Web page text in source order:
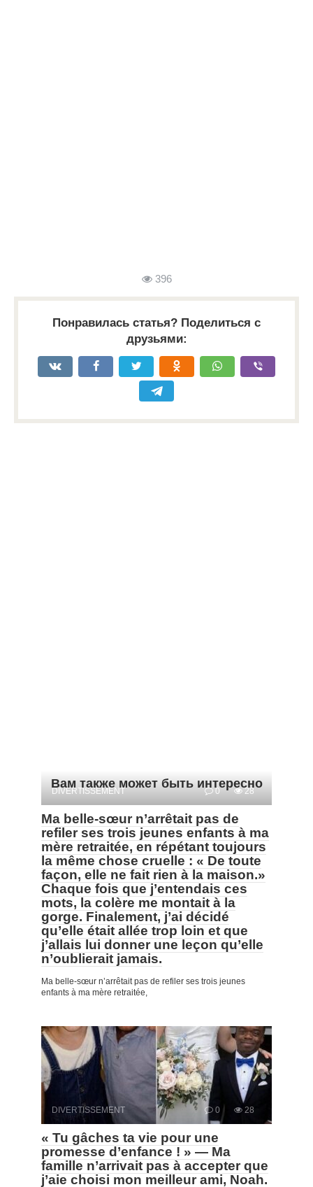
396
Понравилась статья? Поделиться с
друзьями:
Вам также может быть интересно
DIVERTISSEMENT 0 28
Ma belle-sœur n’arrêtait pas de
refiler ses trois jeunes enfants à ma
mère retraitée, en répétant toujours
la même chose cruelle : « De toute
façon, elle ne fait rien à la maison.»
Chaque fois que j’entendais ces
mots, la colère me montait à la
gorge. Finalement, j’ai décidé
qu’elle était allée trop loin et que
j’allais lui donner une leçon qu’elle
n’oublierait jamais.
Ma belle-sœur n’arrêtait pas de refiler ses trois jeunes
enfants à ma mère retraitée,
DIVERTISSEMENT 0 28
« Tu gâches ta vie pour une
promesse d’enfance ! » — Ma
famille n’arrivait pas à accepter que
j’aie choisi mon meilleur ami, Noah.